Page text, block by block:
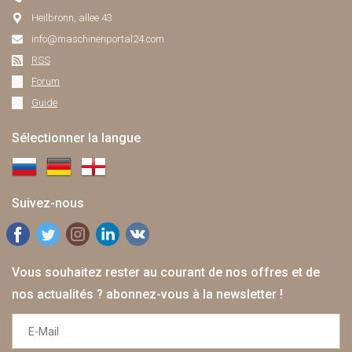
Heilbronn, allee 43
info@maschinenportal24.сom
RSS
Forum
Guide
Sélectionner la langue
Suivez-nous
Vous souhaitez rester au courant de nos offres et de
nos actualités ? abonnez-vous à la newsletter !